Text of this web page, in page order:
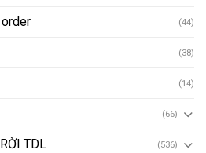
(44)
(38)
(14)
(66)
TDL (536)